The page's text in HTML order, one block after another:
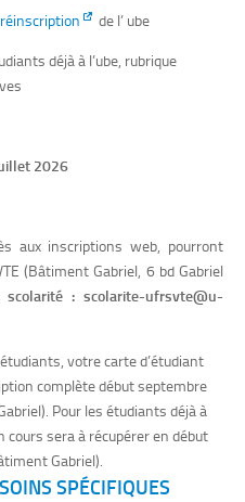
de l’ ube
déjà à l’ube, rubrique
2026
aux inscriptions web, pourront
(Bâtiment Gabriel, 6 bd Gabriel
: scolarite-ufrsvte@u-
votre carte d’étudiant
complète début septembre
Pour les étudiants déjà à
cours sera à récupérer en début
Gabriel).
SPÉCIFIQUES